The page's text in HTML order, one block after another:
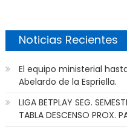
Noticias Recientes
El equipo ministerial
Abelardo de la Espriella.
LIGA BETPLAY SEG.
TABLA DESCENSO PROX.